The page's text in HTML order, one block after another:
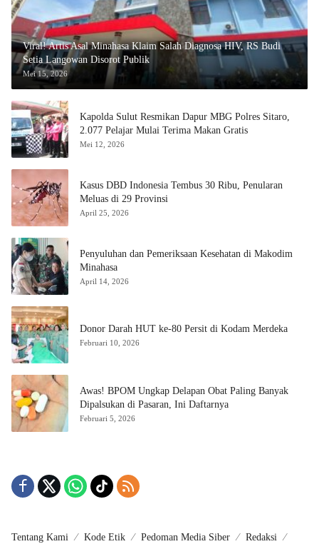
Viral! Artis Asal Minahasa Klaim Salah Diagnosa HIV, RS Budi
Setia Langowan Disorot Publik
Mei 15, 2026
Kapolda Sulut Resmikan Dapur MBG Polres Sitaro,
2.077 Pelajar Mulai Terima Makan Gratis
Mei 12, 2026
Kasus DBD Indonesia Tembus 30 Ribu, Penularan
Meluas di 29 Provinsi
April 25, 2026
Penyuluhan dan Pemeriksaan Kesehatan di Makodim
Minahasa
April 14, 2026
Donor Darah HUT ke-80 Persit di Kodam Merdeka
Februari 10, 2026
Awas! BPOM Ungkap Delapan Obat Paling Banyak
Dipalsukan di Pasaran, Ini Daftarnya
Februari 5, 2026
Tentang Kami Kode Etik Pedoman Media Siber Redaksi